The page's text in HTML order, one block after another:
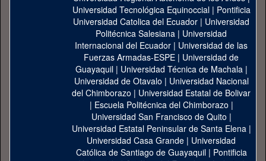
Universidad Tecnológica Equinoccial| Pontificia
Universidad Catolica del Ecuador | Universidad
Politécnica Salesiana | Universidad
Internacional del Ecuador | Universidad de las
Fuerzas Armadas-ESPE | Universidad de
Guayaquil| Universidad Técnica de Machala|
Universidad de Otavalo | Universidad Nacional
del Chimborazo | Universidad Estatal de Bolivar
| Escuela Politécnica del Chimborazo |
Universidad San Francisco de Quito |
Universidad Estatal Peninsular de Santa Elena|
Universidad Casa Grande | Universidad
Católica de Santiago de Guayaquil| Pontificia